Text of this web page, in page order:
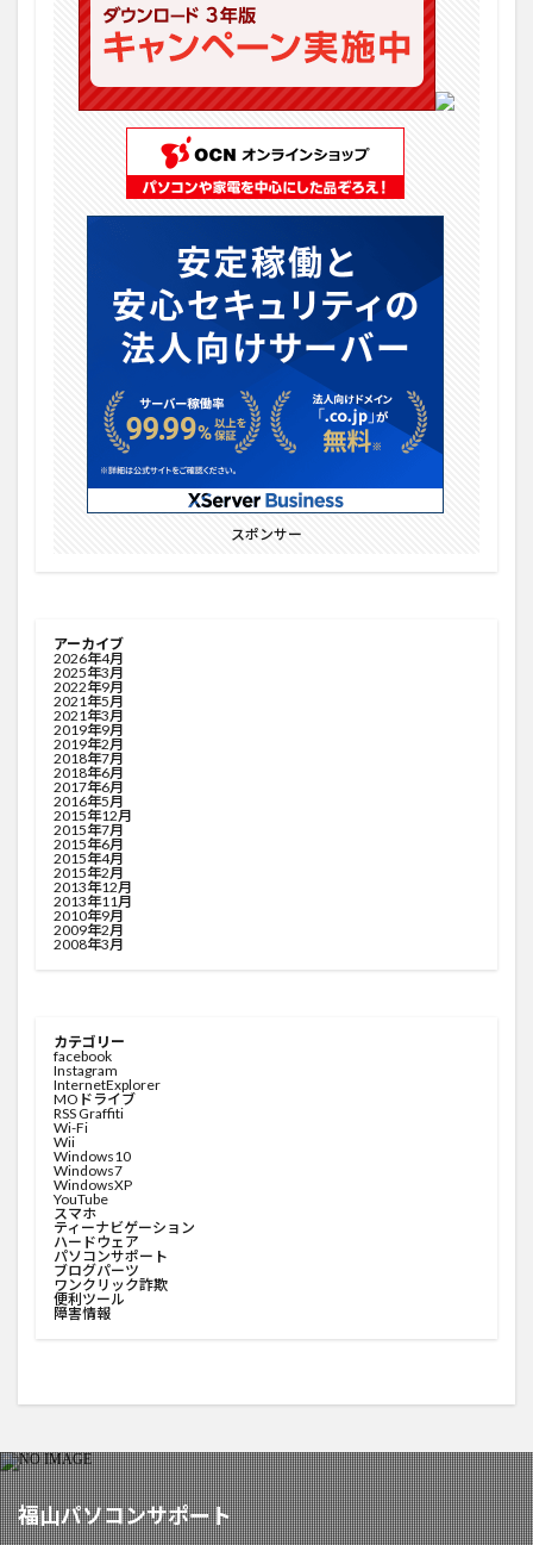
スポンサー
アーカイブ
2026年4月
2025年3月
2022年9月
2021年5月
2021年3月
2019年9月
2019年2月
2018年7月
2018年6月
2017年6月
2016年5月
2015年12月
2015年7月
2015年6月
2015年4月
2015年2月
2013年12月
2013年11月
2010年9月
2009年2月
2008年3月
カテゴリー
facebook
Instagram
InternetExplorer
MOドライブ
RSS Graffiti
Wi-Fi
Wii
Windows10
Windows7
WindowsXP
YouTube
スマホ
ティーナビゲーション
ハードウェア
パソコンサポート
ブログパーツ
ワンクリック詐欺
便利ツール
障害情報
福山パソコンサポート